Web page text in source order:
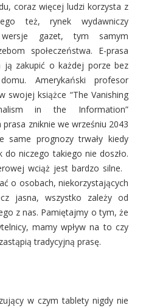
coraz więcej ludzi korzysta z
też, rynek wydawniczy
wersje gazet, tym samym
społeczeństwa. E-prasa
ją zakupić o każdej porze bez
Amerykański profesor
swojej książce “The Vanishing
in the Information”
zniknie we wrześniu 2043
same prognozy trwały kiedy
do niczego takiego nie doszło.
wciąż jest bardzo silne.
o osobach, niekorzystających
jasna, wszystko zależy od
z nas. Pamiętajmy o tym, że
mamy wpływ na to czy
tradycyjną prasę.
w czym tablety nigdy nie